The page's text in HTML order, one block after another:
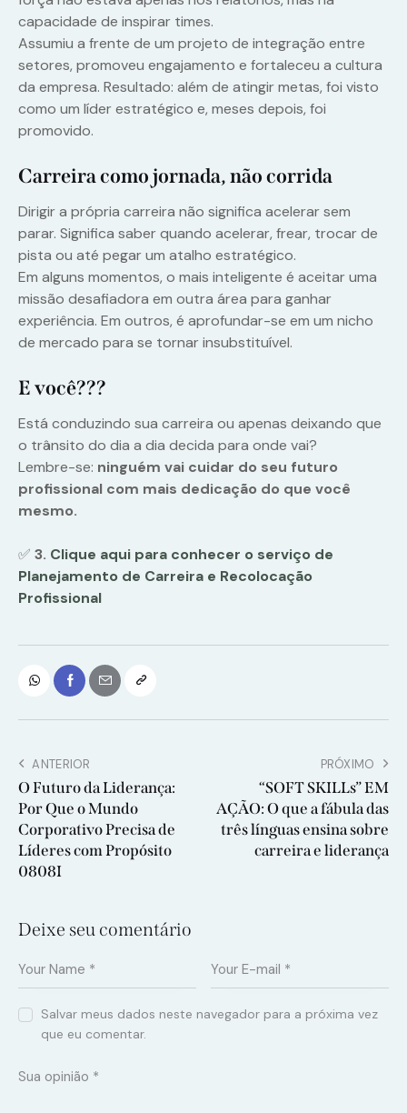
capacidade de inspirar times.
Assumiu a frente de um projeto de integração entre
setores, promoveu engajamento e fortaleceu a cultura
da empresa. Resultado: além de atingir metas, foi visto
como um líder estratégico e, meses depois, foi
promovido.
Carreira como jornada, não corrida
Dirigir a própria carreira não significa acelerar sem
parar. Significa saber quando acelerar, frear, trocar de
pista ou até pegar um atalho estratégico.
Em alguns momentos, o mais inteligente é aceitar uma
missão desafiadora em outra área para ganhar
experiência. Em outros, é aprofundar-se em um nicho
de mercado para se tornar insubstituível.
E você???
Está conduzindo sua carreira ou apenas deixando que
o trânsito do dia a dia decida para onde vai?
Lembre-se: ninguém vai cuidar do seu futuro
profissional com mais dedicação do que você
mesmo.
✅ 3. Clique aqui para conhecer o serviço de
Planejamento de Carreira e Recolocação
Profissional
ANTERIOR
O Futuro da Liderança:
Por Que o Mundo
Corporativo Precisa de
Líderes com Propósito
0808I
PRÓXIMO
“SOFT SKILLs” EM
AÇÃO: O que a fábula das
três línguas ensina sobre
carreira e liderança
Deixe seu comentário
Salvar meus dados neste navegador para a próxima vez
que eu comentar.